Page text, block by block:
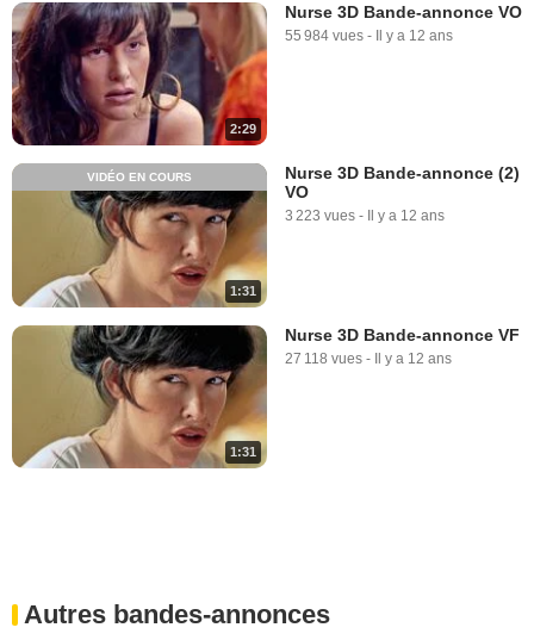
2:29
Nurse 3D Bande-annonce VO
55 984 vues - Il y a 12 ans
1:31
VIDÉO EN COURS
Nurse 3D Bande-annonce (2)
VO
3 223 vues - Il y a 12 ans
1:31
Nurse 3D Bande-annonce VF
27 118 vues - Il y a 12 ans
Autres bandes-annonces